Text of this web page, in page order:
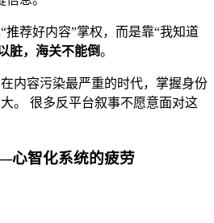
推荐好内容”掌权，而是靠“我知道
脏，海关不能倒。
内容污染最严重的时代，掌握身份
。 很多反平台叙事不愿意面对这
智化系统的疲劳